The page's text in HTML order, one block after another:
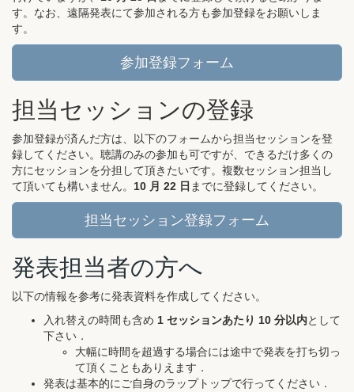
す。なお、遠隔発表にて参加される方も参加登録をお願いしま
す。
参加登録フォーム
担当セッションの登録
参加登録が済んだ方は、以下のフォームから担当セッションを登
録してください。聴講のみの参加も可ですが、できるだけ多くの
方にセッションを分担して頂きたいです。複数セッション担当し
て頂いても構いません。 10 月 22 日 までに登録してください。
担当セッション登録フォーム
発表担当者の方へ
以下の情報を参考に発表資料を作成してください。
入れ替えの時間も含め 1 セッションあたり 10 分以内として
下さい．
大幅に時間を超過する場合には途中で発表を打ち切っ
て頂くこともありえます．
発表は基本的にご自身のラップトップで行ってください．